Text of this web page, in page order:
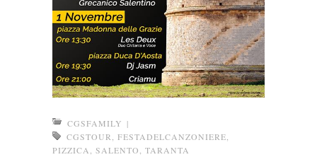
CGSFAMILY |
CGSTOUR, FESTADELCANZONIERE,
PIZZICA, SALENTO, TARANTA